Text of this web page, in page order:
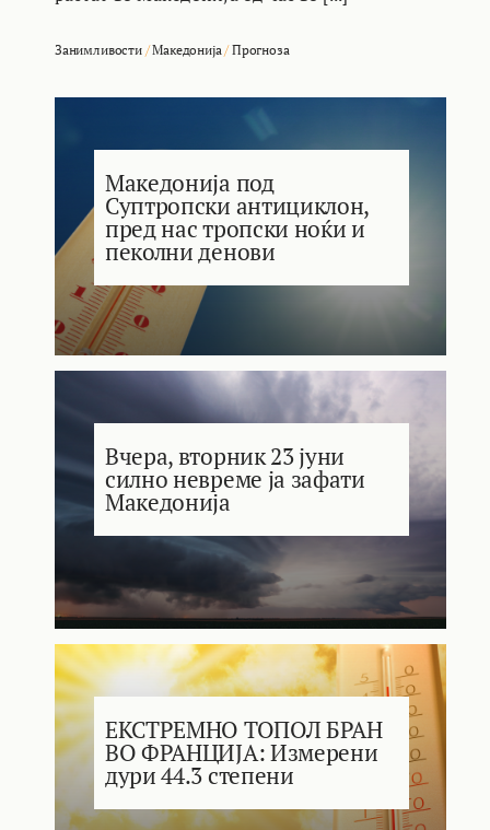
Занимливости/Македонија/Прогноза
Македонија под
Суптропски антициклон,
пред нас тропски ноќи и
пеколни денови
Вчера, вторник 23 јуни
силно невреме ја зафати
Македонија
ЕКСТРЕМНО ТОПОЛ БРАН
ВО ФРАНЦИЈА: Измерени
дури 44.3 степени